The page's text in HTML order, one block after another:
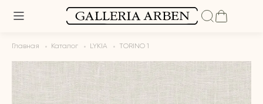
Главная Каталог LYKIA TORINO 1